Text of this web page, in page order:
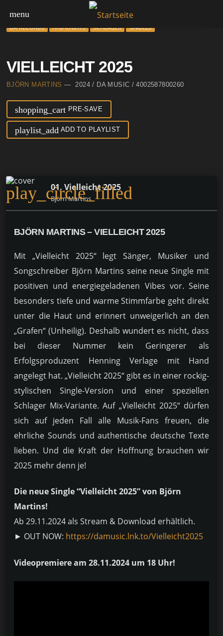
menu
DA RECORDS HIGHLIGHTS SCHLAGER SINGLES
VIELLEICHT 2025
BJÖRN MARTINS — 2024 / DA MUSIC / 4002587800260
shopping_cart PRE-SAVE
playlist_add ADD TO PLAYLIST
play_circle_filled
01. Vielleicht 2025
Björn Martins
BJÖRN MARTINS – VIELLEICHT 2025
Mit „Vielleicht 2025“ legt Sänger, Musiker und
Songschreiber Björn Martins seine neue Single mit
positiven und energiegeladenen Vibes vor. Seine
besonders tiefe und warme Stimmfarbe geht direkt
unter die Haut und erinnert unweigerlich an den
„Grafen“ (Unheilig). Deshalb wundert es nicht, dass
bei dieser Nummer kein Geringerer als
Erfolgsproduzent Henning Verlage mit Hand
angelegt hat. „Vielleicht 2025“ gibt es in einer rockig-
stylischen Single-Version und einer speziellen
Schlager Mix-Variante. Auf „Vielleicht 2025“ dürfen
sich auf jeden Fall alle Musik-Fans freuen, die
ehrliche Sounds und authentische deutsche Texte
lieben. Und die Kraft der Hoffnung brauchen wir
2025 mehr denn je!
Die neue Single “Vielleicht 2025” von Björn
Martins!
Ab 29.11.2024 als Stream & Download erhältlich.
► OUT NOW: https://damusic.lnk.to/Vielleicht2025
Videopremiere am 28.11.2024 um 18 Uhr!